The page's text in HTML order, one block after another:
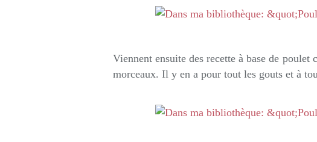
Viennent ensuite des recette à base de poulet
morceaux. Il y en a pour tout les gouts et à